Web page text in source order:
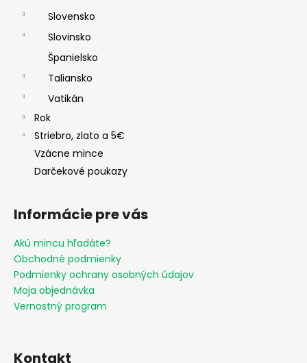
Slovensko
Slovinsko
Španielsko
Taliansko
Vatikán
Rok
Striebro, zlato a 5€
Vzácne mince
Darčekové poukazy
Informácie pre vás
Akú mincu hľadáte?
Obchodné podmienky
Podmienky ochrany osobných údajov
Moja objednávka
Vernostný program
Kontakt